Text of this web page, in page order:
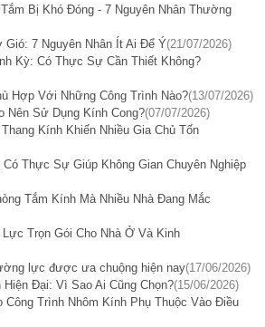
Bị Khó Đóng - 7 Nguyên Nhân Thường
7 Nguyên Nhân Ít Ai Để Ý(21/07/2026)
Kỳ: Có Thực Sự Cần Thiết Không?
Hợp Với Những Công Trình Nào?(13/07/2026)
Nên Sử Dụng Kính Cong?(07/07/2026)
Kính Khiến Nhiều Gia Chủ Tốn
Thực Sự Giúp Không Gian Chuyên Nghiệp
Tắm Kính Mà Nhiều Nhà Đang Mắc
Trọn Gói Cho Nhà Ở Và Kinh
lực được ưa chuộng hiện nay(17/06/2026)
Đại: Vì Sao Ai Cũng Chọn?(15/06/2026)
Công Trình Nhôm Kính Phụ Thuộc Vào Điều